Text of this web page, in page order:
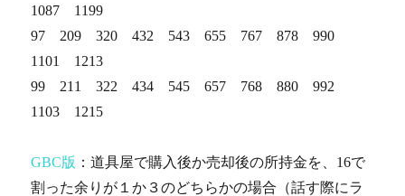
1087 1199
97 209 320 432 543 655 767 878 990
1101 1213
99 211 322 434 545 657 768 880 992
1103 1215
GBC版 ：道具屋で購入後か売却後の所持金を、16で
割った余りが１か３のどちらかの場合（話す際にラ